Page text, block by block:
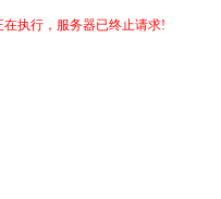
在执行，服务器已终止请求!